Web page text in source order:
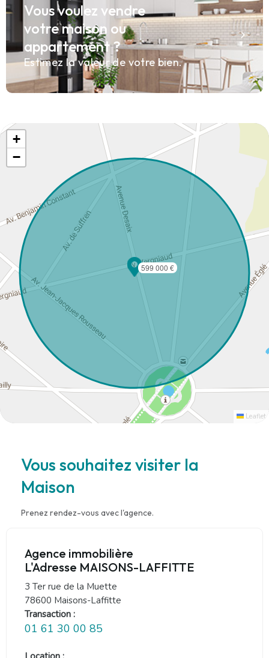
Vous voulez vendre
votre maison ou
appartement ?
Estimez la valeur de votre bien.
599 000 €
+
−
Leaflet
Vous souhaitez visiter la
Maison
Prenez rendez-vous avec l'agence.
Agence immobilière
L'Adresse MAISONS-LAFFITTE
3 Ter rue de la Muette
78600 Maisons-Laffitte
Transaction :
01 61 30 00 85